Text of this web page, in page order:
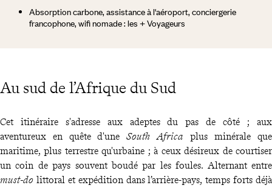
Au sud de l’Afrique du Sud
Absorption carbone, assistance à l'aéroport, conciergerie
francophone, wifi nomade : les + Voyageurs
Cet itinéraire s'adresse aux adeptes du pas de côté ; aux
aventureux en quête d'une South Africa plus minérale que
maritime, plus terrestre qu'urbaine ; à ceux désireux de courtiser
un coin de pays souvent boudé par les foules. Alternant entre
must-do littoral et expédition dans l’arrière-pays, temps forts déjà